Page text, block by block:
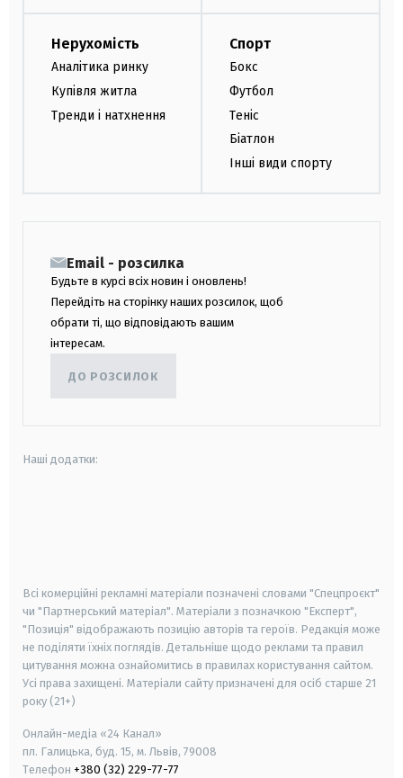
Нерухомість
Аналітика ринку
Купівля житла
Тренди і натхнення
Спорт
Бокс
Футбол
Теніс
Біатлон
Інші види спорту
Email - розсилка
Будьте в курсі всіх новин і оновлень!
Перейдіть на сторінку наших розсилок, щоб
обрати ті, що відповідають вашим
інтересам.
ДО РОЗСИЛОК
Наші додатки:
Всі комерційні рекламні матеріали позначені словами "Спецпроєкт"
чи "Партнерський матеріал". Матеріали з позначкою "Експерт",
"Позиція" відображають позицію авторів та героїв. Редакція може
не поділяти їхніх поглядів. Детальніше щодо реклами та правил
цитування можна ознайомитись в правилах користування сайтом.
Усі права захищені. Матеріали сайту призначені для осіб старше 21
року (21+)
Онлайн-медіа «24 Канал»
пл. Галицька, буд. 15, м. Львів, 79008
Телефон +380 (32) 229-77-77